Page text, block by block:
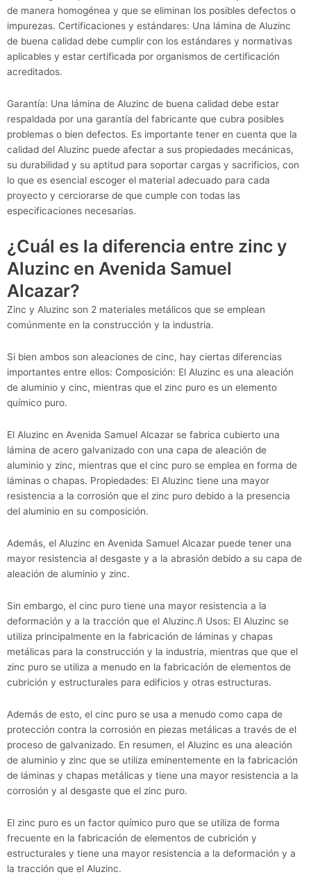
de manera homogénea y que se eliminan los posibles defectos o
impurezas. Certificaciones y estándares: Una lámina de Aluzinc
de buena calidad debe cumplir con los estándares y normativas
aplicables y estar certificada por organismos de certificación
acreditados.
Garantía: Una lámina de Aluzinc de buena calidad debe estar
respaldada por una garantía del fabricante que cubra posibles
problemas o bien defectos. Es importante tener en cuenta que la
calidad del Aluzinc puede afectar a sus propiedades mecánicas,
su durabilidad y su aptitud para soportar cargas y sacrificios, con
lo que es esencial escoger el material adecuado para cada
proyecto y cerciorarse de que cumple con todas las
especificaciones necesarias.
¿Cuál es la diferencia entre zinc y
Aluzinc en Avenida Samuel
Alcazar?
Zinc y Aluzinc son 2 materiales metálicos que se emplean
comúnmente en la construcción y la industria.
Si bien ambos son aleaciones de cinc, hay ciertas diferencias
importantes entre ellos: Composición: El Aluzinc es una aleación
de aluminio y cinc, mientras que el zinc puro es un elemento
químico puro.
El Aluzinc en Avenida Samuel Alcazar se fabrica cubierto una
lámina de acero galvanizado con una capa de aleación de
aluminio y zinc, mientras que el cinc puro se emplea en forma de
láminas o chapas. Propiedades: El Aluzinc tiene una mayor
resistencia a la corrosión que el zinc puro debido a la presencia
del aluminio en su composición.
Además, el Aluzinc en Avenida Samuel Alcazar puede tener una
mayor resistencia al desgaste y a la abrasión debido a su capa de
aleación de aluminio y zinc.
Sin embargo, el cinc puro tiene una mayor resistencia a la
deformación y a la tracción que el Aluzinc.ñ Usos: El Aluzinc se
utiliza principalmente en la fabricación de láminas y chapas
metálicas para la construcción y la industria, mientras que que el
zinc puro se utiliza a menudo en la fabricación de elementos de
cubrición y estructurales para edificios y otras estructuras.
Además de esto, el cinc puro se usa a menudo como capa de
protección contra la corrosión en piezas metálicas a través de el
proceso de galvanizado. En resumen, el Aluzinc es una aleación
de aluminio y zinc que se utiliza eminentemente en la fabricación
de láminas y chapas metálicas y tiene una mayor resistencia a la
corrosión y al desgaste que el zinc puro.
El zinc puro es un factor químico puro que se utiliza de forma
frecuente en la fabricación de elementos de cubrición y
estructurales y tiene una mayor resistencia a la deformación y a
la tracción que el Aluzinc.